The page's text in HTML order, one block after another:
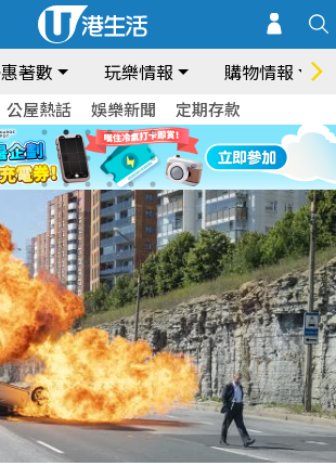
著數 玩樂情報 購物情報
公屋熱話 娛樂新聞 定期存款